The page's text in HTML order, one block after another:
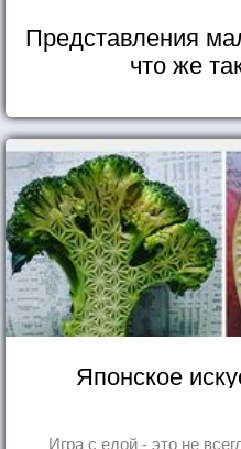
Представления
что же
Японское
Игра с едой - это не